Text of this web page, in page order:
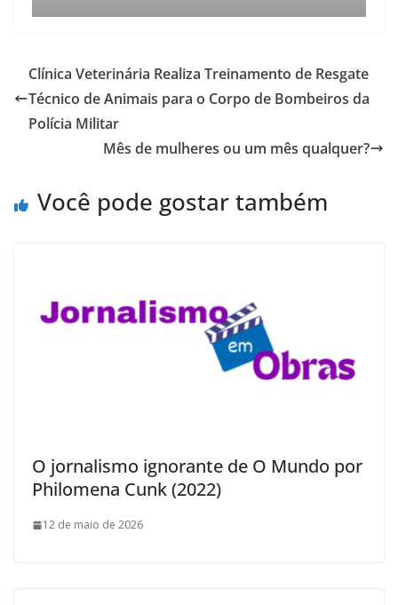
Clínica Veterinária Realiza Treinamento de Resgate
Técnico de Animais para o Corpo de Bombeiros da
Polícia Militar
Mês de mulheres ou um mês qualquer?
Você pode gostar também
O jornalismo ignorante de O Mundo por
Philomena Cunk (2022)
12 de maio de 2026